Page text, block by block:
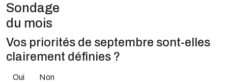
Sondage
du mois
Vos priorités de septembre sont-elles
clairement définies ?
Oui
Non